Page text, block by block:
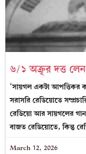
৬/১ অক্রূর দত্ত লেন
‘সায়গল একটা আপত্তিকর
সরাসরি রেডিয়োতে
রেডিয়ো আর সায়গলের গান
বাজত রেডিয়োতে, কিন্তু
March 12, 2026